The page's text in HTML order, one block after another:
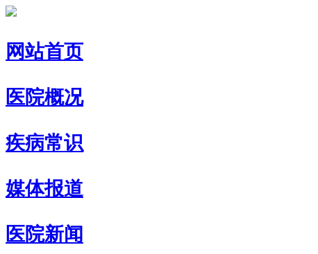
网站首页
医院概况
疾病常识
媒体报道
医院新闻